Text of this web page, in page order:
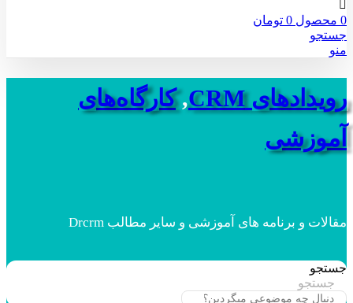
0 محصول 0 تومان
جستجو
منو
رویدادهای CRM ,کارگاه‌های
آموزشی
مقالات و برنامه های آموزشی و سایر مطالب Drcrm
جستجو
جستجو